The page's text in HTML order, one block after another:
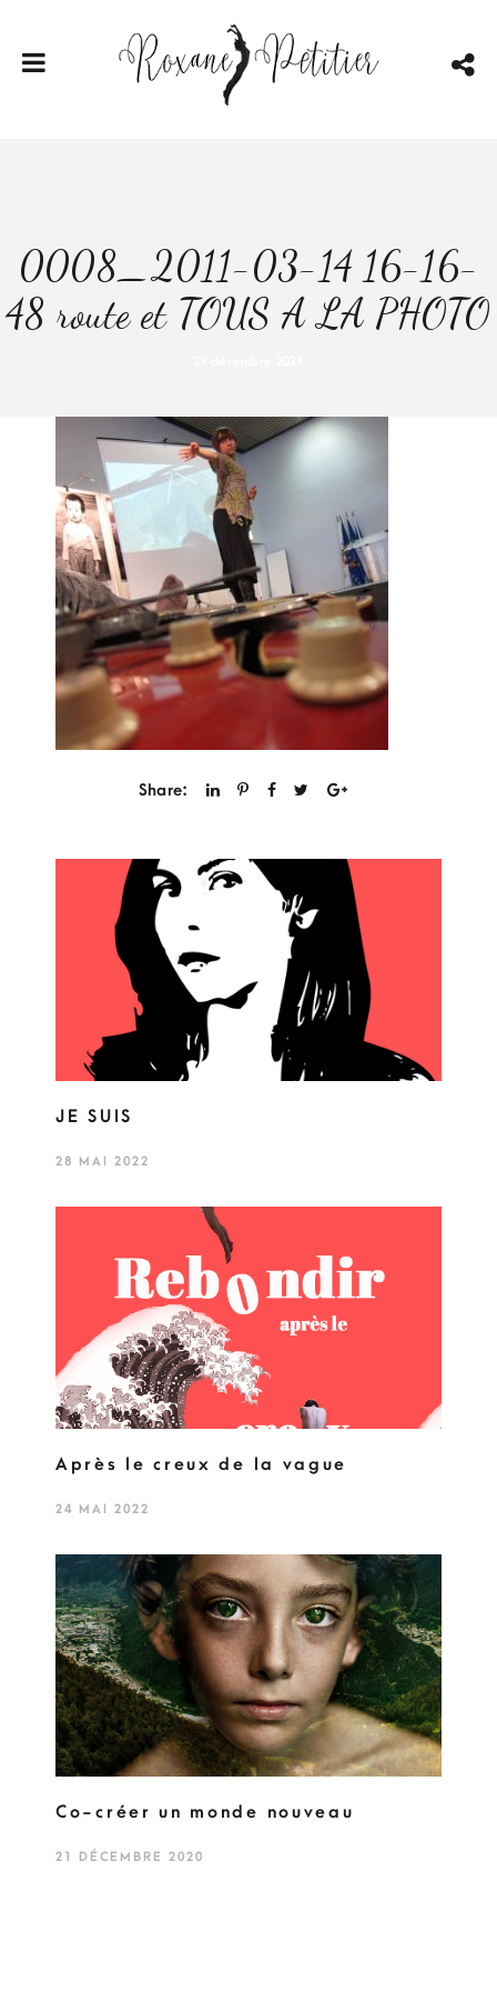
0008_2011-03-14 16-16-
48 route et TOUS A LA PHOTO
Share:
JE SUIS
28 MAI 2022
Après le creux de la vague
24 MAI 2022
Co-créer un monde nouveau
21 DÉCEMBRE 2020